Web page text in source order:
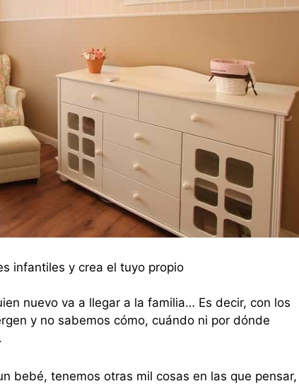
infantiles y crea el tuyo propio
nuevo va a llegar a la familia… Es decir, con los
y no sabemos cómo, cuándo ni por dónde
bebé, tenemos otras mil cosas en las que pensar,